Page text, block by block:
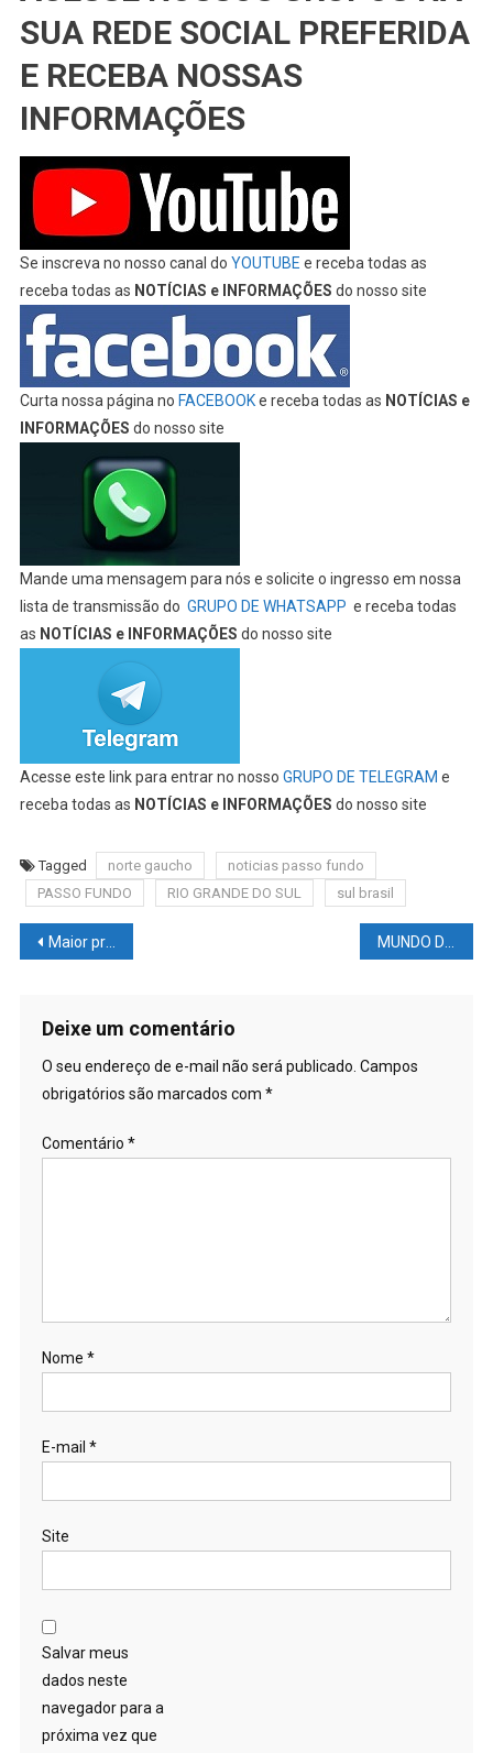
SUA REDE SOCIAL PREFERIDA
E RECEBA NOSSAS
INFORMAÇÕES
Se inscreva no nosso canal do YOUTUBE e receba todas as
receba todas as NOTÍCIAS e INFORMAÇÕES do nosso site
Curta nossa página no FACEBOOKe receba todas as NOTÍCIAS e
INFORMAÇÕES do nosso site
Mande uma mensagem para nós e solicite o ingresso em nossa
lista de transmissão do GRUPO DE WHATSAPP e receba todas
as NOTÍCIAS e INFORMAÇÕES do nosso site
Acesse este link para entrar no nosso GRUPO DE TELEGRAM e
receba todas as NOTÍCIAS e INFORMAÇÕES do nosso site
Tagged norte gaucho
noticias passo fundo
PASSO FUNDO
RIO GRANDE DO SUL sul brasil
Navegação
Post
Maior produtor de milho do Brasil é de Selbach no Rio Grande do Sul MUNDO DAS LUTAS – UFC AUSTIN KATTAR X EMMETT – Todas as informações em um único link
Deixe um comentário
O seu endereço de e-mail não será publicado. Campos
obrigatórios são marcados com *
Comentário *
Nome *
E-mail *
Site
Salvar meus
dados neste
navegador para a
próxima vez que